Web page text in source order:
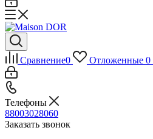
Сравнение0 Отложенные 0
Телефоны
88003028060
Заказать звонок